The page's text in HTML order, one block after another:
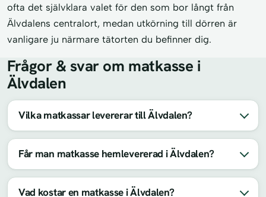
ofta det självklara valet för den som bor långt från
Älvdalens centralort, medan utkörning till dörren är
vanligare ju närmare tätorten du befinner dig.
Frågor & svar om matkasse i
Älvdalen
Vilka matkassar levererar till Älvdalen?
Får man matkasse hemlevererad i Älvdalen?
Vad kostar en matkasse i Älvdalen?